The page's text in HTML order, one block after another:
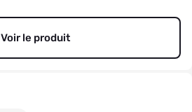
Voir le produit